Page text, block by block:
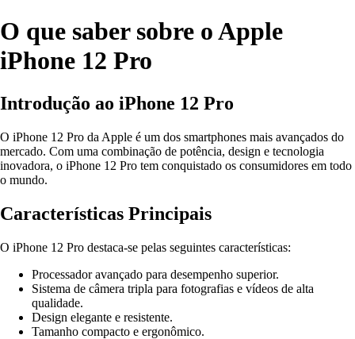
O que saber sobre o Apple
iPhone 12 Pro
Introdução ao iPhone 12 Pro
O iPhone 12 Pro da Apple é um dos smartphones mais avançados do
mercado. Com uma combinação de potência, design e tecnologia
inovadora, o iPhone 12 Pro tem conquistado os consumidores em todo
o mundo.
Características Principais
O iPhone 12 Pro destaca-se pelas seguintes características:
Processador avançado para desempenho superior.
Sistema de câmera tripla para fotografias e vídeos de alta
qualidade.
Design elegante e resistente.
Tamanho compacto e ergonômico.